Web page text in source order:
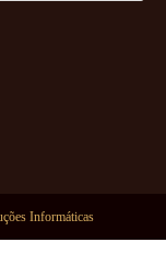
Informáticas